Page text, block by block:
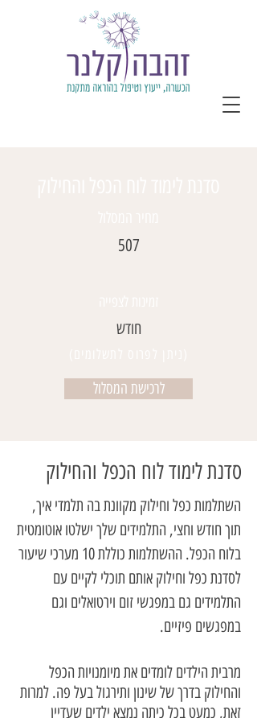
507
חודש
לרכישת המסלול
סדנת לימוד לוח הכפל והחילוק
השתלמות כפל וחילוק מקוונת בה תלמדי איך,
תוך חודש וחצי, התלמידים שלך ישלטו אוטומטית
בלוח הכפל. ההשתלמות כוללת 10 מערכי שיעור
לסדנת כפל וחילוק אותם תוכלי לקיים עם
התלמידים גם במפגשי זום וירטואלים וגם
במפגשים פיזיים.
מרבית הילדים לומדים את מיומנויות הכפל
והחילוק בדרך של שינון ותירגול בעל פה. למרות
זאת, כמעט בכל כיתה נמצא ילדים שעדיין